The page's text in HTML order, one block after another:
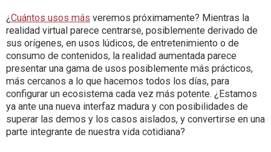
¿Cuántos usos más veremos próximamente? Mientras la
realidad virtual parece centrarse, posiblemente derivado de
sus orígenes, en usos lúdicos, de entretenimiento o de
consumo de contenidos, la realidad aumentada parece
presentar una gama de usos posiblemente más prácticos,
más cercanos a lo que hacemos todos los días, para
configurar un ecosistema cada vez más potente. ¿Estamos
ya ante una nueva interfaz madura y con posibilidades de
superar las demos y los casos aislados, y convertirse en una
parte integrante de nuestra vida cotidiana?